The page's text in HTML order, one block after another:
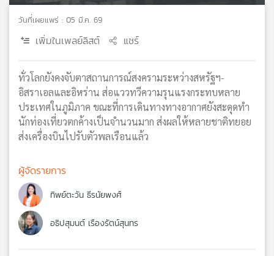
เอส
วิทยุ
เครือ
ข่าย
วันที่เผยแพร่ : 05 มี.ค. 69
เพิ่มในเพลย์ลิสต์ แชร์
ทั่วโลกยังคงจับตาสถานการณ์สงครามระหว่างสหรัฐฯ-
อิสราเอลและอิหร่าน ส่อแววทวีความรุนแรงกระทบหลาย
ประเทศในภูมิภาค ขณะที่การเดินทางทางอากาศยังสะดุดทำ
นักท่องเที่ยวตกค้างเป็นจำนวนมาก ส่งผลให้หลายชาติทยอย
ส่งเครื่องบินไปรับตัวพลเรือนแล้ว
ผู้จัดรายการ
ทิพย์ตะวัน ธีรนัยพงศ์
อธิปสุมนต์ เรืองรัตน์สุนทร